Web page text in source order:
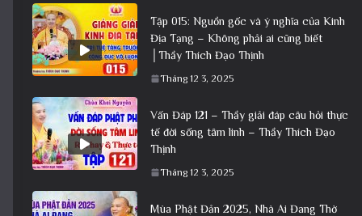
Tập 015: Nguồn gốc và ý nghĩa của Kinh
Địa Tạng – Không phải ai cũng biết
│Thầy Thích Đạo Thịnh
Tháng 12 3, 2025
Vấn Đáp 121 – Thầy giải đáp câu hỏi thực
tế đời sống tâm linh – Thầy Thích Đạo
Thịnh
Tháng 12 3, 2025
Mùa Phật Đản 2025, Nhà Ai Đang Thờ